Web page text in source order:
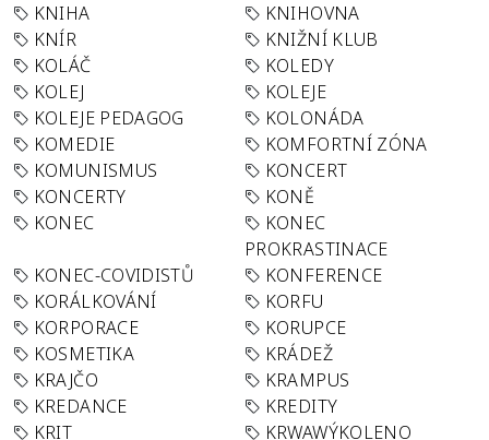
KNIHA
KNIHOVNA
KNÍR
KNIŽNÍ KLUB
KOLÁČ
KOLEDY
KOLEJ
KOLEJE
KOLEJE PEDAGOG
KOLONÁDA
KOMEDIE
KOMFORTNÍ ZÓNA
KOMUNISMUS
KONCERT
KONCERTY
KONĚ
KONEC
KONEC
PROKRASTINACE
KONEC-COVIDISTŮ
KONFERENCE
KORÁLKOVÁNÍ
KORFU
KORPORACE
KORUPCE
KOSMETIKA
KRÁDEŽ
KRAJČO
KRAMPUS
KREDANCE
KREDITY
KRIT
KRWAWÝKOLENO